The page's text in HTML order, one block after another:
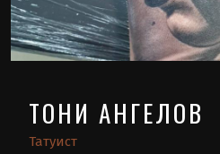
ТОНИ АНГЕЛОВ
Татуист